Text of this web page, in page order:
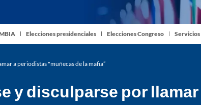
Elecciones presidenciales Elecciones Congreso
a periodistas "muñecas de la mafia”
y disculparse por